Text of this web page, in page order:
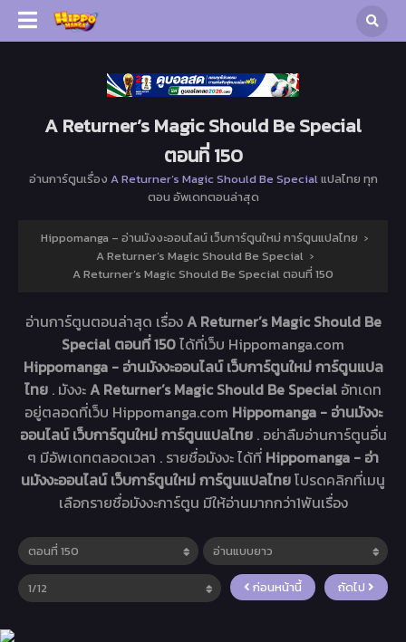
A Returner’s Magic Should Be Special
ตอนที่ 150
อ่านการ์ตูนเรื่อง A Returner’s Magic Should Be Specialแปลไทย ทุก
ตอน อัพเดทตอนล่าสุด
Hippomanga – อ่านมังงะออนไลน์ เว็บการ์ตูนใหม่ การ์ตูนแปลไทย ›
A Returner’s Magic Should Be Special ›
A Returner’s Magic Should Be Special ตอนที่ 150
อ่านการ์ตูนตอนล่าสุด เรื่องA Returner’s Magic Should Be
Special ตอนที่ 150ได้ที่เว็บ Hippomanga.com
Hippomanga - อ่านมังงะออนไลน์ เว็บการ์ตูนใหม่ การ์ตูนแปล
ไทย . มังงะA Returner’s Magic Should Be Special อัทเดท
อยู่ตลอดที่เว็บ Hippomanga.com Hippomanga - อ่านมังงะ
ออนไลน์ เว็บการ์ตูนใหม่ การ์ตูนแปลไทย . อย่าลืมอ่านการ์ตูนอื่น
ๆ มีอัพเดทตลอดเวลา . รายชื่อมังงะ ได้ที่ Hippomanga - อ่า
นมังงะออนไลน์ เว็บการ์ตูนใหม่ การ์ตูนแปลไทยโปรดคลิกที่เมนู
เลือกรายชื่อมังงะการ์ตูน มีให้อ่านมากกว่า1พันเรื่อง
ก่อนหน้านี้ ถัดไป